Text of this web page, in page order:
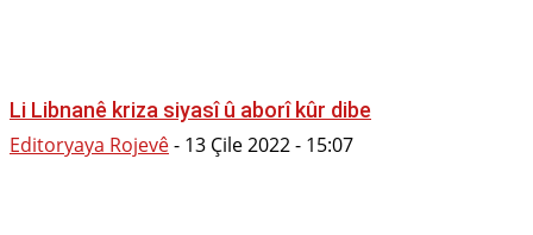
Li Libnanê kriza siyasî û aborî kûr dibe
Editoryaya Rojevê- 13 Çile 2022 - 15:07